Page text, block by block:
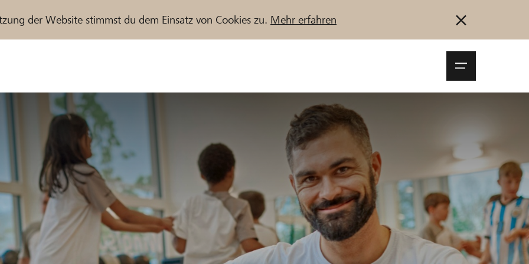
der Website stimmst du dem Einsatz von Cookies zu. Mehr erfahren
/ Raiffeisenbank Anmelden
Jetzt starten